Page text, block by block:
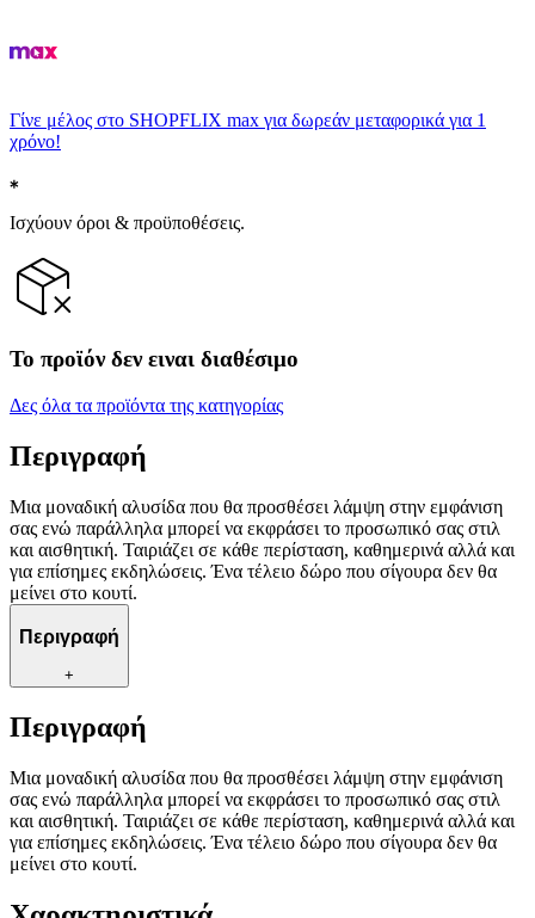
Γίνε μέλος στο SHOPFLIX max για δωρεάν μεταφορικά για 1
χρόνο!
Ισχύουν όροι & προϋποθέσεις.
Το προϊόν δεν ειναι διαθέσιμο
Δες όλα τα προϊόντα της κατηγορίας
Περιγραφή
Μια μοναδική αλυσίδα που θα προσθέσει λάμψη στην εμφάνιση
σας ενώ παράλληλα μπορεί να εκφράσει το προσωπικό σας στιλ
και αισθητική. Ταιριάζει σε κάθε περίσταση, καθημερινά αλλά και
για επίσημες εκδηλώσεις. Ένα τέλειο δώρο που σίγουρα δεν θα
μείνει στο κουτί.
Περιγραφή
+
Περιγραφή
Μια μοναδική αλυσίδα που θα προσθέσει λάμψη στην εμφάνιση
σας ενώ παράλληλα μπορεί να εκφράσει το προσωπικό σας στιλ
και αισθητική. Ταιριάζει σε κάθε περίσταση, καθημερινά αλλά και
για επίσημες εκδηλώσεις. Ένα τέλειο δώρο που σίγουρα δεν θα
μείνει στο κουτί.